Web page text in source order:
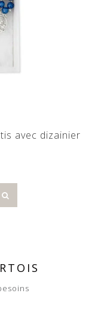
avec dizainier